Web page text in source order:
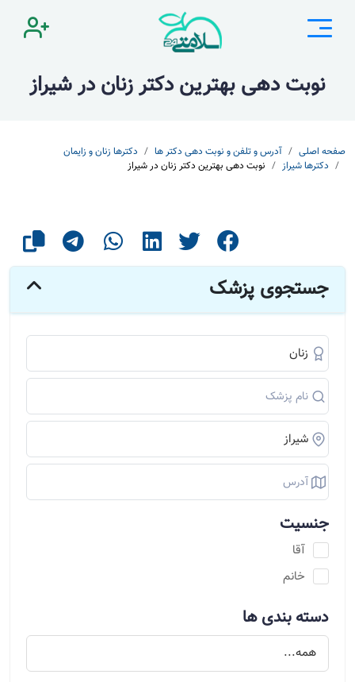
نوبت دهی بهترین دکتر زنان در شیراز
صفحه اصلی آدرس و تلفن و نوبت دهی دکتر ها
دکترها زنان و زایمان
دکترها شیراز
نوبت دهی بهترین دکتر زنان در شیراز
جستجوی پزشک
جنسیت
آقا
خانم
دسته بندی ها